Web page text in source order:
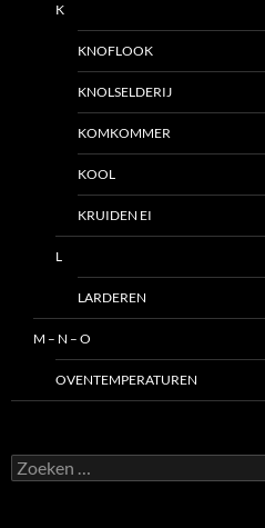
K
KNOFLOOK
KNOLSELDERIJ
KOMKOMMER
KOOL
KRUIDEN EI
L
LARDEREN
M – N – O
OVENTEMPERATUREN
Zoeken
naar: